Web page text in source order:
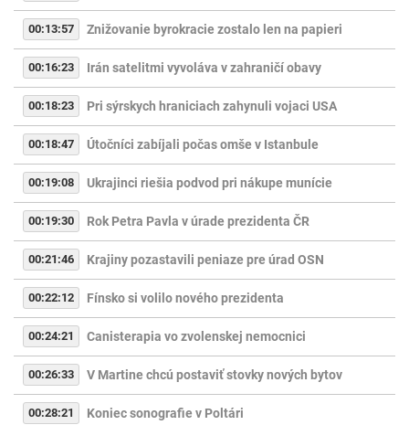
00:13:57 Znižovanie byrokracie zostalo len na papieri
00:16:23 Irán satelitmi vyvoláva v zahraničí obavy
00:18:23 Pri sýrskych hraniciach zahynuli vojaci USA
00:18:47 Útočníci zabíjali počas omše v Istanbule
00:19:08 Ukrajinci riešia podvod pri nákupe munície
00:19:30 Rok Petra Pavla v úrade prezidenta ČR
00:21:46 Krajiny pozastavili peniaze pre úrad OSN
00:22:12 Fínsko si volilo nového prezidenta
00:24:21 Canisterapia vo zvolenskej nemocnici
00:26:33 V Martine chcú postaviť stovky nových bytov
00:28:21 Koniec sonografie v Poltári